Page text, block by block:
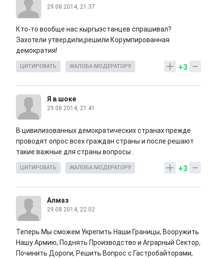
29.08.2014, 21:37
Кто-то вообще нас кыргызстанцев спрашивал?
Захотели утвердили,решили.Корумпированная
демократия!
+3
ЦИТИРОВАТЬ ЖАЛОБА МОДЕРАТОРУ
Я в шоке
29.08.2014, 21:41
В цивилизованных демократических странах прежде
проводят опрос всех граждан страны и после решают
такие важные для страны вопросы .
+3
ЦИТИРОВАТЬ ЖАЛОБА МОДЕРАТОРУ
Алмаз
29.08.2014, 22:02
Теперь Мы сможем Укрепить Наши Границы, Вооружить
Нашу Армию, Поднять Производство и Аграрный Сектор,
Починить Дороги, Решить Вопрос с Гастробайторами,